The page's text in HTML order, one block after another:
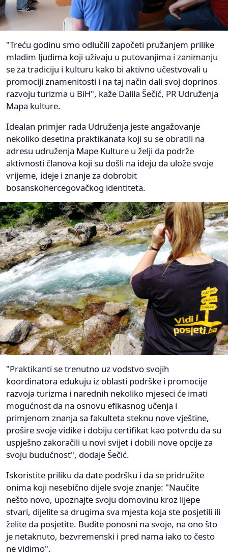
"Treću godinu smo odlučili započeti pružanjem prilike
mladim ljudima koji uživaju u putovanjima i zanimanju
se za tradiciju i kulturu kako bi aktivno učestvovali u
promociji znamenitosti i na taj način dali svoj doprinos
razvoju turizma u BiH", kaže Dalila Šečić, PR Udruženja
Mapa kulture.
Idealan primjer rada Udruženja jeste angažovanje
nekoliko desetina praktikanata koji su se obratili na
adresu udruženja Mape Kulture u želji da podrže
aktivnosti članova koji su došli na ideju da ulože svoje
vrijeme, ideje i znanje za dobrobit
bosanskohercegovačkog identiteta.
"Praktikanti se trenutno uz vodstvo svojih
koordinatora edukuju iz oblasti podrške i promocije
razvoja turizma i narednih nekoliko mjeseci će imati
mogućnost da na osnovu efikasnog učenja i
primjenom znanja sa fakulteta steknu nove vještine,
prošire svoje vidike i dobiju certifikat kao potvrdu da su
uspješno zakoračili u novi svijet i dobili nove opcije za
svoju budućnost", dodaje Šečić.
Iskoristite priliku da date podršku i da se pridružite
onima koji nesebično dijele svoje znanje: "Naučite
nešto novo, upoznajte svoju domovinu kroz lijepe
stvari, dijelite sa drugima sva mjesta koja ste posjetili ili
želite da posjetite. Budite ponosni na svoje, na ono što
je netaknuto, bezvremenski i pred nama iako to često
ne vidimo".